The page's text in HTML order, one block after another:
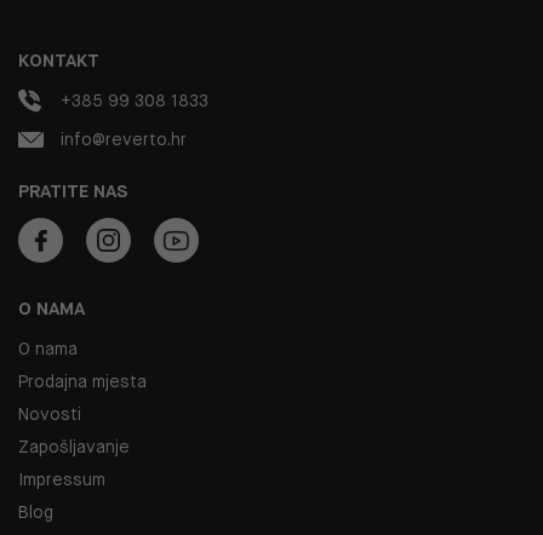
O NAMA
O nama
Prodajna mjesta
Novosti
Zapošljavanje
Impressum
Blog
PRATITE NAS
KONTAKT
+385 99 308 1833
info@reverto.hr